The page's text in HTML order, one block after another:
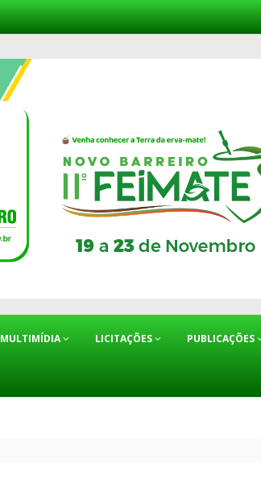
MULTIMÍDIA LICITAÇÕES PUBLICAÇÕES